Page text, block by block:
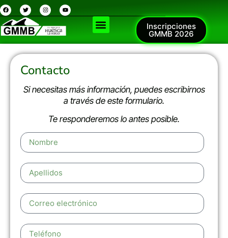
Inscripciones
GMMB 2026
Contacto
Si necesitas más información, puedes escribirnos
a través de este formulario.
Te responderemos lo antes posible.